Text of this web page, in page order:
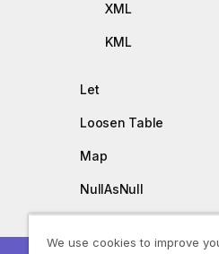
XML
KML
Let
Loosen Table
Map
NullAsNull
We use cookies to improve